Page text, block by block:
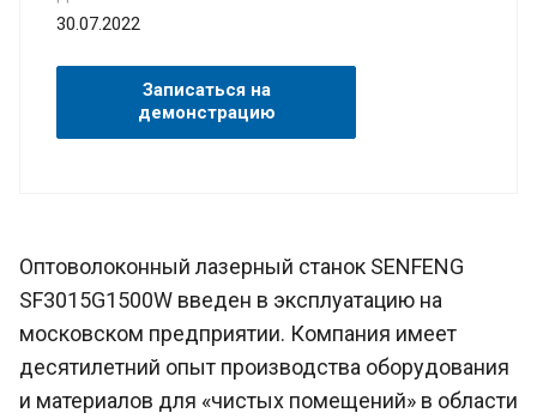
30.07.2022
Записаться на
демонстрацию
Оптоволоконный лазерный станок SENFENG
SF3015G1500W введен в эксплуатацию на
московском предприятии. Компания имеет
десятилетний опыт производства оборудования
и материалов для «чистых помещений» в области